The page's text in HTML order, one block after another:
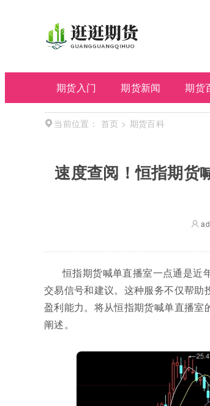
期货入门 期货新闻 期货
当前位置： 首页 > 期货百科
速度查阅！恒指期货
恒指期货喊单直播室一点通是近
交易信号和建议。这种服务不仅帮
盈利能力。将从恒指期货喊单直播
阐述。